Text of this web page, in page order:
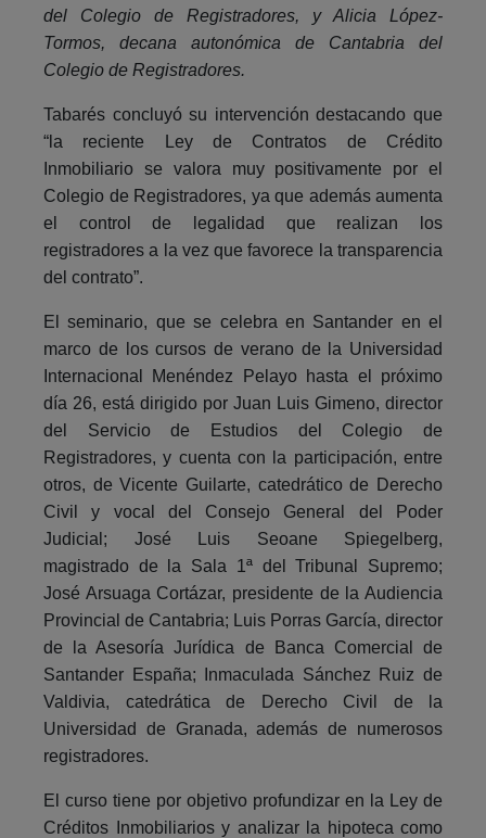
del Colegio de Registradores, yAlicia López-
Tormos, decana autonómica de Cantabria del
Colegio de Registradores.
Tabarés concluyó su intervención destacando que
“la reciente Ley de Contratos de Crédito
Inmobiliario se valora muy positivamente por el
Colegio de Registradores, ya que además aumenta
el control de legalidad que realizan los
registradores a la vez que favorece la transparencia
del contrato”.
El seminario, que se celebra en Santander en el
marco de los cursos de verano de la Universidad
Internacional Menéndez Pelayo hasta el próximo
día 26, está dirigido por Juan Luis Gimeno, director
del Servicio de Estudios del Colegio de
Registradores, y cuenta con la participación, entre
otros, de Vicente Guilarte, catedrático de Derecho
Civil y vocal del Consejo General del Poder
Judicial; José Luis Seoane Spiegelberg,
magistrado de la Sala 1ª del Tribunal Supremo;
José Arsuaga Cortázar, presidente de la Audiencia
Provincial de Cantabria; Luis Porras García, director
de la Asesoría Jurídica de Banca Comercial de
Santander España; Inmaculada Sánchez Ruiz de
Valdivia, catedrática de Derecho Civil de la
Universidad de Granada, además de numerosos
registradores.
El curso tiene por objetivo profundizar en la Ley de
Créditos Inmobiliarios y analizar la hipoteca como